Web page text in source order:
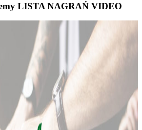
LISTA NAGRAŃ VIDEO